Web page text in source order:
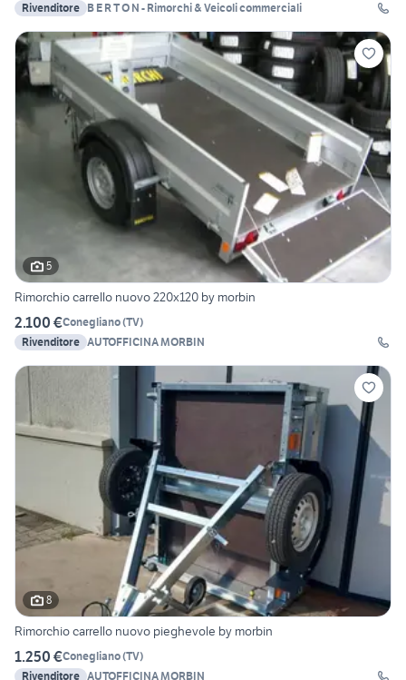
Rivenditore B E R T O N - Rimorchi & Veicoli commerciali
5
Rimorchio carrello nuovo 220x120 by morbin
2.100 €Conegliano(TV)
Rivenditore AUTOFFICINA MORBIN
8
Rimorchio carrello nuovo pieghevole by morbin
1.250 €Conegliano(TV)
Rivenditore AUTOFFICINA MORBIN